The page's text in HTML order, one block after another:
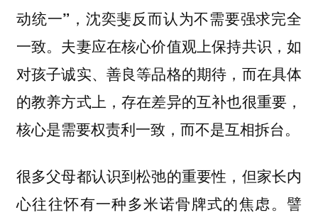
动统一”，沈奕斐反而认为不需要强求完全
一致。夫妻应在核心价值观上保持共识，如
对孩子诚实、善良等品格的期待，而在具体
的教养方式上，存在差异的互补也很重要，
核心是需要权责利一致，而不是互相拆台。
很多父母都认识到松弛的重要性，但家长内
心往往怀有一种多米诺骨牌式的焦虑。譬